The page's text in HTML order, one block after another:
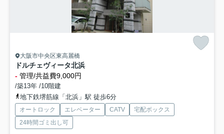
大阪市中央区東高麗橋
ドルチェヴィータ北浜
- 管理/共益費9,000円
/築13年 /10階建
地下鉄堺筋線「北浜」駅 徒歩6分
オートロック エレベーター CATV
宅配ボックス
24時間ゴミ出し可